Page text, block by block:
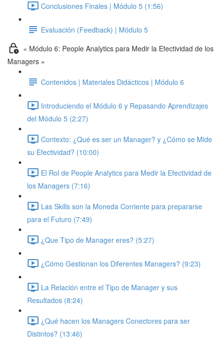
Conclusiones Finales | Módulo 5 (1:56)
Evaluación (Feedback) | Módulo 5
« Módulo 6: People Analytics para Medir la Efectividad de los
Managers »
Contenidos | Materiales Didácticos | Módulo 6
Introduciendo el Módulo 6 y Repasando Aprendizajes
del Módulo 5 (2:27)
Contexto: ¿Qué es ser un Manager? y ¿Cómo se Mide
su Efectividad? (10:00)
El Rol de People Analytics para Medir la Efectividad de
los Managers (7:16)
Las Skills son la Moneda Corriente para prepararse
para el Futuro (7:49)
¿Que Tipo de Manager eres? (5:27)
¿Cómo Gestionan los Diferentes Managers? (9:23)
La Relación entre el Tipo de Manager y sus
Resultados (8:24)
¿Qué hacen los Managers Conectores para ser
Distintos? (13:46)